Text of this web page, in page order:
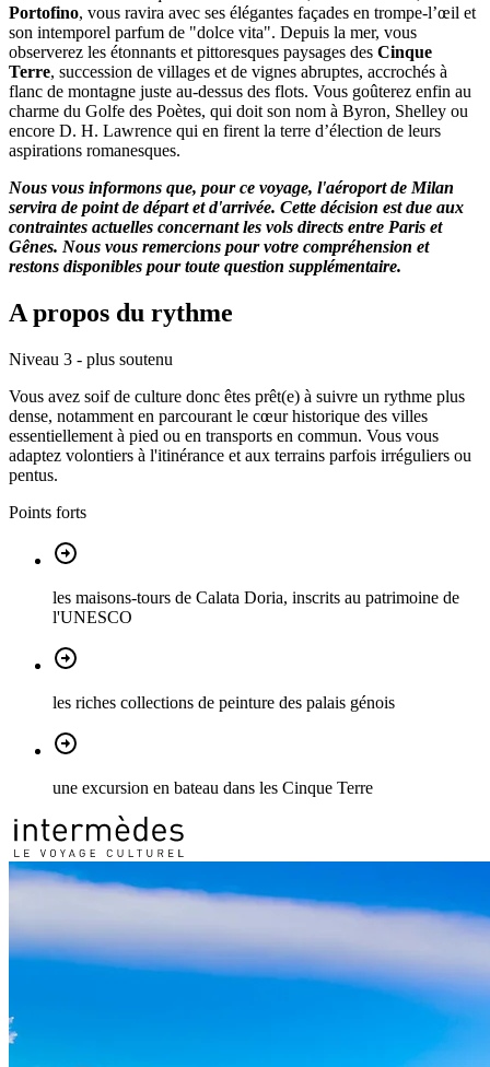
Portofino, vous ravira avec ses élégantes façades en trompe-l’œil et
son intemporel parfum de "dolce vita". Depuis la mer, vous
observerez les étonnants et pittoresques paysages des Cinque
Terre, succession de villages et de vignes abruptes, accrochés à
flanc de montagne juste au-dessus des flots. Vous goûterez enfin au
charme du Golfe des Poètes, qui doit son nom à Byron, Shelley ou
encore D. H. Lawrence qui en firent la terre d’élection de leurs
aspirations romanesques.
Nous vous informons que, pour ce voyage, l'aéroport de Milan
servira de point de départ et d'arrivée. Cette décision est due aux
contraintes actuelles concernant les vols directs entre Paris et
Gênes. Nous vous remercions pour votre compréhension et
restons disponibles pour toute question supplémentaire.
A propos du rythme
Niveau 3 - plus soutenu
Vous avez soif de culture donc êtes prêt(e) à suivre un rythme plus
dense, notamment en parcourant le cœur historique des villes
essentiellement à pied ou en transports en commun. Vous vous
adaptez volontiers à l'itinérance et aux terrains parfois irréguliers ou
pentus.
Points forts
les maisons-tours de Calata Doria, inscrits au patrimoine de
l'UNESCO
les riches collections de peinture des palais génois
une excursion en bateau dans les Cinque Terre